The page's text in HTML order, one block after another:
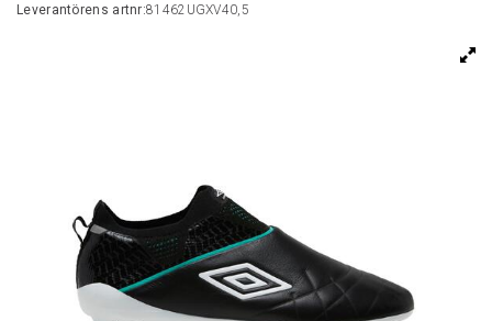
Leverantörens artnr:81462UGXV40,5